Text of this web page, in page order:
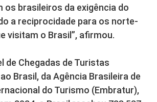
os brasileiros da exigência do
a reciprocidade para os norte-
visitam o Brasil”, afirmou.
de Chegadas de Turistas
Brasil, da Agência Brasileira de
do Turismo (Embratur),